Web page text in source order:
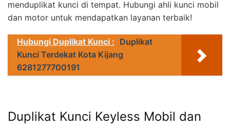
menduplikat kunci di tempat. Hubungi ahli kunci mobil
dan motor untuk mendapatkan layanan terbaik!
Hubungi Duplikat Kunci : Duplikat
Kunci Terdekat Kota Kijang
6281277700191
Duplikat Kunci Keyless Mobil dan